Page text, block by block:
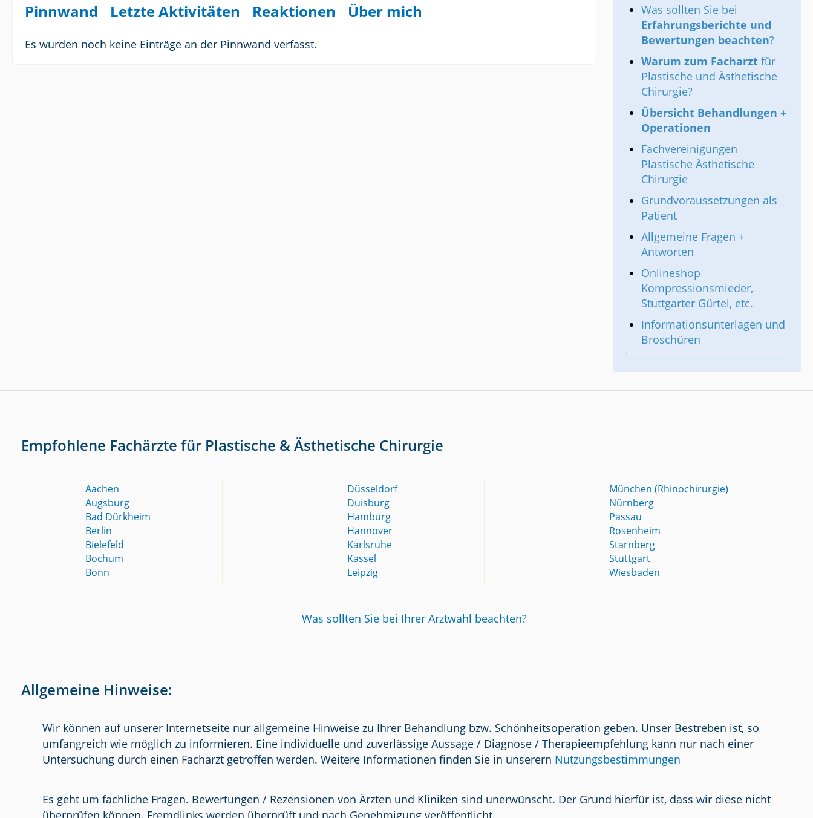
Pinnwand Letzte Aktivitäten Reaktionen Über mich
Es wurden noch keine Einträge an der Pinnwand verfasst.
Was sollten Sie bei
Erfahrungsberichte und
Bewertungen beachten?
Warum zum Facharzt für
Plastische und Ästhetische
Chirurgie?
Übersicht Behandlungen +
Operationen
Fachvereinigungen
Plastische Ästhetische
Chirurgie
Grundvoraussetzungen als
Patient
Allgemeine Fragen +
Antworten
Onlineshop
Kompressionsmieder,
Stuttgarter Gürtel, etc.
Informationsunterlagen und
Broschüren
Empfohlene Fachärzte für Plastische & Ästhetische Chirurgie
Aachen
Augsburg
Bad Dürkheim
Berlin
Bielefeld
Bochum
Bonn
Düsseldorf
Duisburg
Hamburg
Hannover
Karlsruhe
Kassel
Leipzig
München (Rhinochirurgie)
Nürnberg
Passau
Rosenheim
Starnberg
Stuttgart
Wiesbaden
Was sollten Sie bei Ihrer Arztwahl beachten?
Allgemeine Hinweise:
Wir können auf unserer Internetseite nur allgemeine Hinweise zu Ihrer Behandlung bzw. Schönheitsoperation geben. Unser Bestreben ist, so
umfangreich wie möglich zu informieren. Eine individuelle und zuverlässige Aussage / Diagnose / Therapieempfehlung kann nur nach einer
Untersuchung durch einen Facharzt getroffen werden. Weitere Informationen finden Sie in unserern Nutzungsbestimmungen
Es geht um fachliche Fragen. Bewertungen / Rezensionen von Ärzten und Kliniken sind unerwünscht. Der Grund hierfür ist, dass wir diese nicht
überprüfen können. Fremdlinks werden überprüft und nach Genehmigung veröffentlicht.